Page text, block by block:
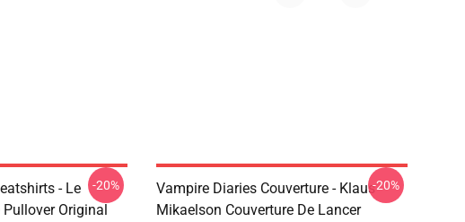
- Le
Original
-20%
Vampire Diaries Couverture - Klaus
Mikaelson Couverture De Lancer
-20%